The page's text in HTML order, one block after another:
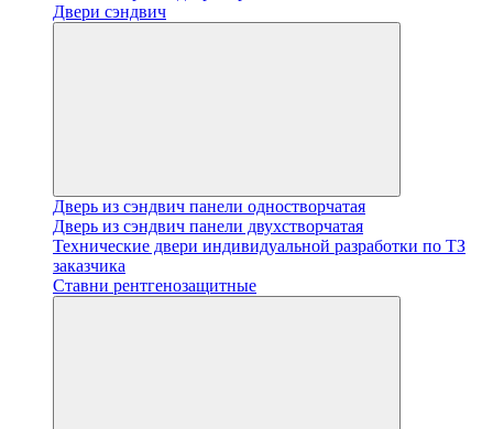
Двери сэндвич
Дверь из сэндвич панели одностворчатая
Дверь из сэндвич панели двухстворчатая
Технические двери индивидуальной разработки по ТЗ
заказчика
Ставни рентгенозащитные